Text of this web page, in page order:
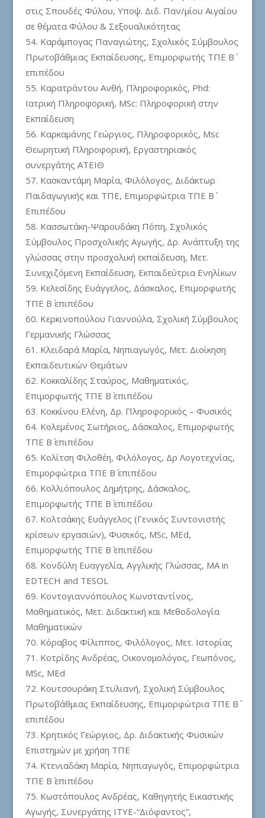
στις Σπουδές Φύλου, Υποψ. Διδ. Παν/μίου Αιγαίου
σε θέματα Φύλου & Σεξουαλικότητας
Καράμπογας Παναγιώτης, Σχολικός Σύμβουλος
Πρωτοβάθμιας Εκπαίδευσης, Επιμορφωτής ΤΠΕ Β΄
επιπέδου
Καρατράντου Ανθή, Πληροφορικός, Phd:
Ιατρική Πληροφορική, MSc: Πληροφορική στην
Εκπαίδευση
Καρκαμάνης Γεώργιος, Πληροφορικός, Msc
Θεωρητική Πληροφορική, Εργαστηριακός
συνεργάτης ΑΤΕΙΘ
Κασκαντάμη Μαρία, Φιλόλογος, Διδάκτωρ
Παιδαγωγικής και ΤΠΕ, Επιμορφώτρια ΤΠΕ Β΄
Επιπέδου
Κασσωτάκη-Ψαρουδάκη Πόπη, Σχολικός
Σύμβουλος Προσχολικής Αγωγής, Δρ. Ανάπτυξη της
γλώσσας στην προσχολική εκπαίδευση, Μετ.
Συνεχιζόμενη Εκπαίδευση, Εκπαιδεύτρια Ενηλίκων
Κελεσίδης Ευάγγελος, Δάσκαλος, Επιμορφωτής
ΤΠΕ Β΄ επιπέδου
Κερκινοπούλου Γιαννούλα, Σχολική Σύμβουλος
Γερμανικής Γλώσσας
Κλειδαρά Μαρία, Νηπιαγωγός, Μετ. Διοίκηση
Εκπαιδευτικών Θεμάτων
Κοκκαλίδης Σταύρος, Μαθηματικός,
Επιμορφωτής ΤΠΕ Β΄ επιπέδου
Κοκκίνου Ελένη, Δρ. Πληροφορικός – Φυσικός
Κολεμένος Σωτήριος, Δάσκαλος, Επιμορφωτής
ΤΠΕ Β΄ επιπέδου
Κολίτση Φιλοθέη, Φιλόλογος, Δρ Λογοτεχνίας,
Επιμορφώτρια ΤΠΕ Β΄ επιπέδου
Κολλιόπουλος Δημήτρης, Δάσκαλος,
Επιμορφωτής ΤΠΕ Β΄ επιπέδου
Κολτσάκης Ευάγγελος (Γενικός Συντονιστής
κρίσεων εργασιών), Φυσικός, MSc, MEd,
Επιμορφωτής ΤΠΕ Β΄ επιπέδου
Κονδύλη Ευαγγελία, Αγγλικής Γλώσσας, MA in
EDTECH and TESOL
Κοντογιαννόπουλος Κωνσταντίνος,
Μαθηματικός, Μετ. Διδακτική και Μεθοδολογία
Μαθηματικών
Κόραβος Φίλιππος, Φιλόλογος, Μετ. Ιστορίας
Κοτρίδης Ανδρέας, Οικονομολόγος, Γεωπόνος,
MSc, MEd
Κουτσουράκη Στυλιανή, Σχολική Σύμβουλος
Πρωτοβάθμιας Εκπαίδευσης, Επιμορφώτρια ΤΠΕ Β΄
επιπέδου
Κρητικός Γεώργιος, Δρ. Διδακτικής Φυσικών
Επιστημών με χρήση ΤΠΕ
Κτενιαδάκη Μαρία, Νηπιαγωγός, Επιμορφώτρια
ΤΠΕ Β΄ επιπέδου
Κωστόπουλος Ανδρέας, Καθηγητής Εικαστικής
Αγωγής, Συνεργάτης ΙΤΥΕ-“Διόφαντος”,